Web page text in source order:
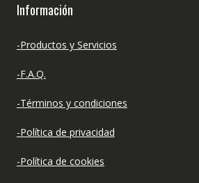
Información
-Productos y Servicios
-F.A.Q.
-Términos y condiciones
-Política de privacidad
-Política de cookies